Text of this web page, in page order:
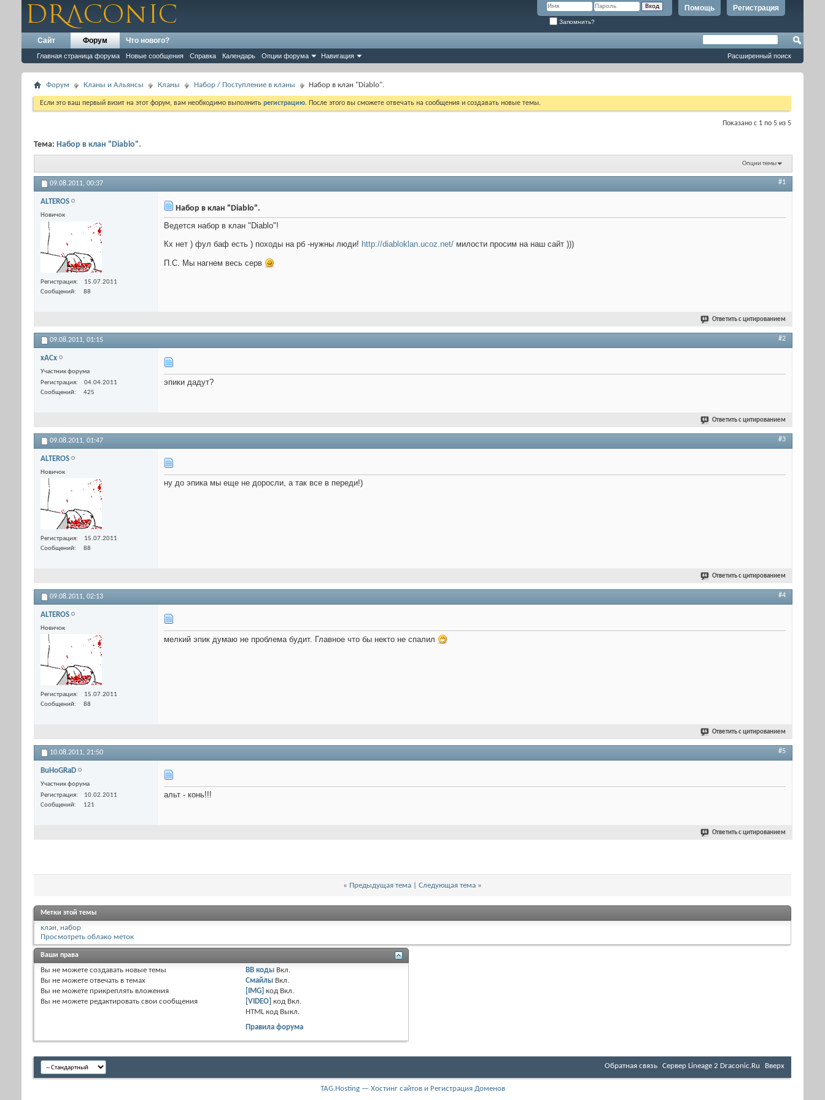
Регистрация
Помощь
Запомнить?
Сайт Форум
Главная страница форума Новые сообщения Справка Календарь Опции форума Навигация
Что нового?
Расширенный поиск
Форум Кланы и Альянсы Кланы Набор / Поступление в кланы Набор в клан "Diablo".
Если это ваш первый визит на этот форум, вам необходимо выполнить регистрацию. После этого вы сможете отвечать на сообщения и создавать новые темы.
Показано с 1 по 5 из 5
Тема: Набор в клан "Diablo".
Опции темы
09.08.2011, 00:37 #1
ALTEROS
Новичок
Регистрация
15.07.2011
Сообщений
88
Набор в клан "Diablo".
Ведется набор в клан "Diablo"!
Кх нет ) фул баф есть ) походы на рб -нужны люди! http://diabloklan.ucoz.net/ милости просим на наш сайт )))
П.С. Мы нагнем весь серв
Ответить с цитированием
09.08.2011, 01:15 #2
xACx
Участник форума
Регистрация
04.04.2011
Сообщений
425
эпики дадут?
Ответить с цитированием
09.08.2011, 01:47 #3
ALTEROS
Новичок
Регистрация
15.07.2011
Сообщений
88
ну до эпика мы еще не доросли, а так все в переди!)
Ответить с цитированием
09.08.2011, 02:13 #4
ALTEROS
Новичок
Регистрация
15.07.2011
Сообщений
88
мелкий эпик думаю не проблема будит. Главное что бы некто не спалил
Ответить с цитированием
10.08.2011, 21:50 #5
BuHoGRaD
Участник форума
Регистрация
10.02.2011
Сообщений
121
альт - конь!!!
Ответить с цитированием
« Предыдущая тема Следующая тема »
Метки этой темы
клан, набор
Просмотреть облако меток
Ваши права
Вы не можете создавать новые темы
Вы не можете отвечать в темах
Вы не можете прикреплять вложения
Вы не можете редактировать свои сообщения
BB коды Вкл.
Смайлы Вкл.
[IMG] код Вкл.
[VIDEO] код Вкл.
HTML код Выкл.
Правила форума
Обратная связь Cервер Lineage 2 Draconic.Ru Вверх
TAG.Hosting — Хостинг сайтов и Регистрация Доменов